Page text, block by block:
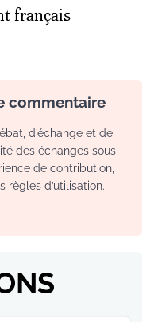
français
commentaire
d’échange et de
des échanges sous
de contribution,
règles d’utilisation.